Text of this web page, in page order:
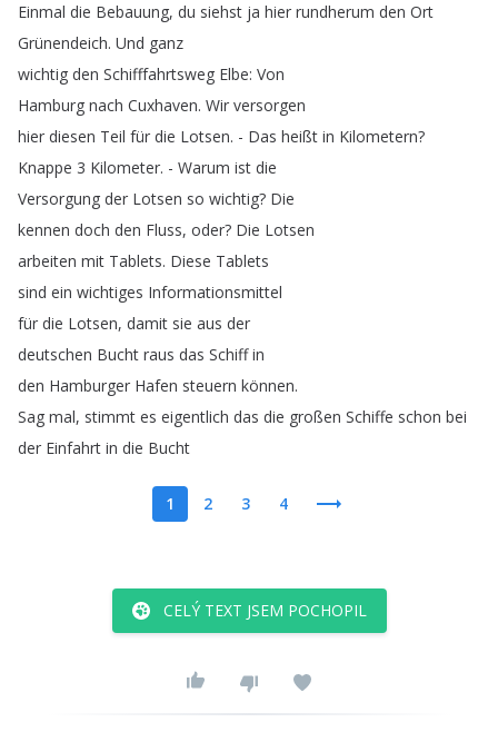
Einmal die Bebauung, du siehst ja hier rundherum den Ort
Grünendeich. Und ganz
wichtig den Schifffahrtsweg Elbe: Von
Hamburg nach Cuxhaven. Wir versorgen
hier diesen Teil für die Lotsen. - Das heißt in Kilometern?
Knappe 3 Kilometer. - Warum ist die
Versorgung der Lotsen so wichtig? Die
kennen doch den Fluss, oder? Die Lotsen
arbeiten mit Tablets. Diese Tablets
sind ein wichtiges Informationsmittel
für die Lotsen, damit sie aus der
deutschen Bucht raus das Schiff in
den Hamburger Hafen steuern können.
Sag mal, stimmt es eigentlich das die großen Schiffe schon bei
der Einfahrt in die Bucht
1 2 3 4
CELÝ TEXT JSEM POCHOPIL